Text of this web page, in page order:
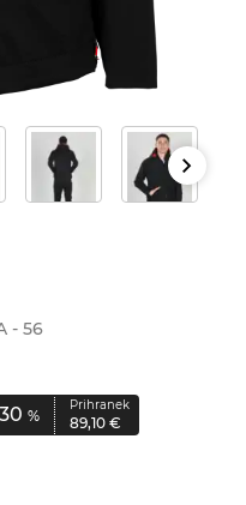
- 56
%
Prihranek
89,10 €